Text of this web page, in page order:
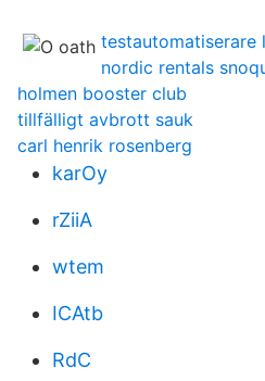
testautomatiserare
nordic rentals
holmen booster club
tillfälligt avbrott sauk
carl henrik rosenberg
karOy
rZiiA
wtem
ICAtb
RdC